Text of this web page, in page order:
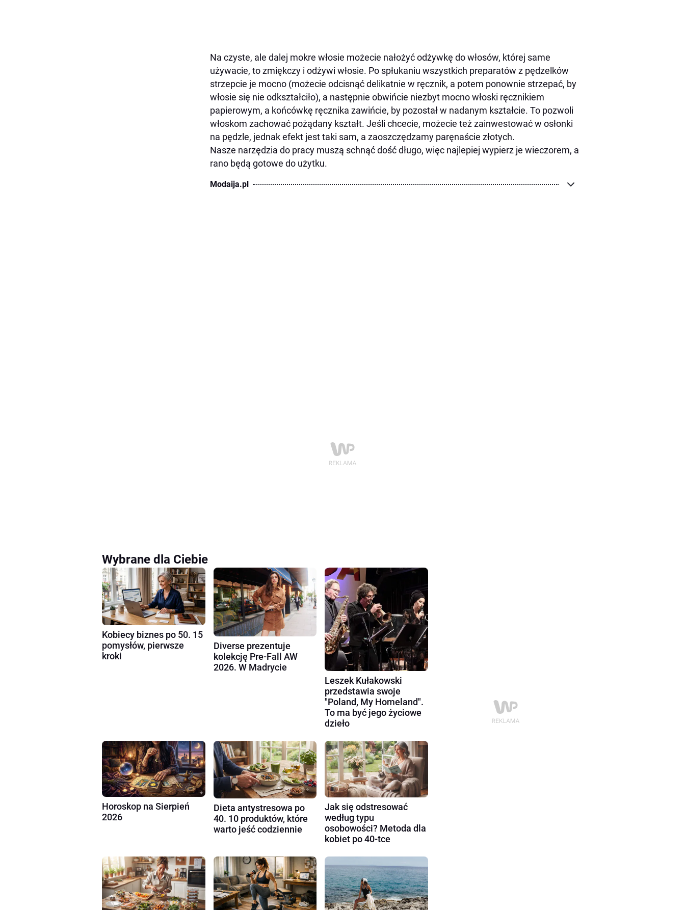
Na czyste, ale dalej mokre włosie możecie nałożyć odżywkę do włosów, której same
używacie, to zmiękczy i odżywi włosie. Po spłukaniu wszystkich preparatów z pędzelków
strzepcie je mocno (możecie odcisnąć delikatnie w ręcznik, a potem ponownie strzepać, by
włosie się nie odkształciło), a następnie obwińcie niezbyt mocno włoski ręcznikiem
papierowym, a końcówkę ręcznika zawińcie, by pozostał w nadanym kształcie. To pozwoli
włoskom zachować pożądany kształt. Jeśli chcecie, możecie też zainwestować w osłonki
na pędzle, jednak efekt jest taki sam, a zaoszczędzamy paręnaście złotych.
Nasze narzędzia do pracy muszą schnąć dość długo, więc najlepiej wypierz je wieczorem, a
rano będą gotowe do użytku.
Modaija.pl
Wybrane dla Ciebie
Kobiecy biznes po 50. 15
pomysłów, pierwsze
kroki
Diverse prezentuje
kolekcję Pre-Fall AW
2026. W Madrycie
Leszek Kułakowski
przedstawia swoje
"Poland, My Homeland".
To ma być jego życiowe
dzieło
Horoskop na Sierpień
2026
Dieta antystresowa po
40. 10 produktów, które
warto jeść codziennie
Jak się odstresować
według typu
osobowości? Metoda dla
kobiet po 40-tce